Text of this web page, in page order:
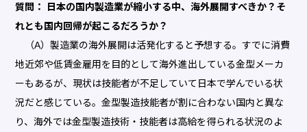
質問： 日本の国内製造業が縮小する中、海外展開すべきか？そ
れとも国内回帰が起こるだろうか？
（A）製造業の海外展開は活発化すると予想する。すでに消費
地近郊や低賃金雇用を目的として海外進出している金型メーカ
ーもあるが、現状は技能者が不足していて日本で学んでいる状
況だと感じている。金型製造技能者が割に合わない国内と異な
り、海外では金型製造技術・技能者は高給を得られる状況のよ